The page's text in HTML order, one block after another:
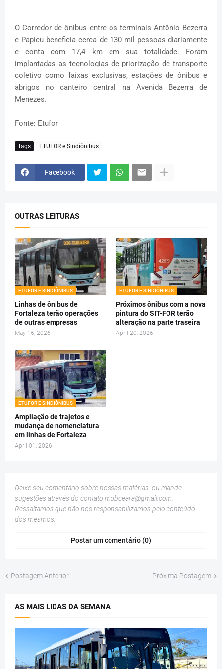
O Corredor de ônibus entre os terminais Antônio Bezerra
e Papicu beneficia cerca de 130 mil pessoas diariamente
e conta com 17,4 km em sua totalidade. Foram
implantadas as tecnologias de priorização de transporte
coletivo como faixas exclusivas, estações de ônibus e
abrigos no canteiro central na Avenida Bezerra de
Menezes.
Fonte: Etufor
Tags ETUFOR e Sindiônibus
Facebook
OUTRAS LEITURAS
ETUFOR E SINDIÔNIBUS
Linhas de ônibus de
Fortaleza terão operações
de outras empresas
May 16, 2026
ETUFOR E SINDIÔNIBUS
Próximos ônibus com a nova
pintura do SIT-FOR terão
alteração na parte traseira
April 20, 2026
ETUFOR E SINDIÔNIBUS
Ampliação de trajetos e
mudança de nomenclatura
em linhas de Fortaleza
April 01, 2026
Deixe seu comentário sobre nossas matérias, ou mande
sugestões através do contato mobceara@gmail.com.
Ressaltamos que não nos responsabilizamos pelo conteúdo
dos mesmos.
Postar um comentário (0)
Postagem Anterior Próxima Postagem
AS MAIS LIDAS DA SEMANA